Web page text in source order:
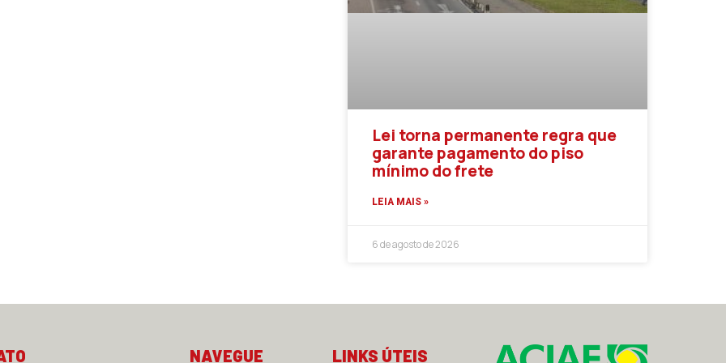
Lei torna permanente regra que
garante pagamento do piso
mínimo do frete
LEIA MAIS »
6 de agosto de 2026
NAVEGUE LINKS ÚTEIS